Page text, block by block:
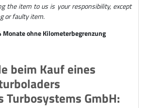
the item to us is your responsibility, except
or faulty item.
ohne Kilometerbegrenzung
beim Kauf eines
Turbosystems GmbH: